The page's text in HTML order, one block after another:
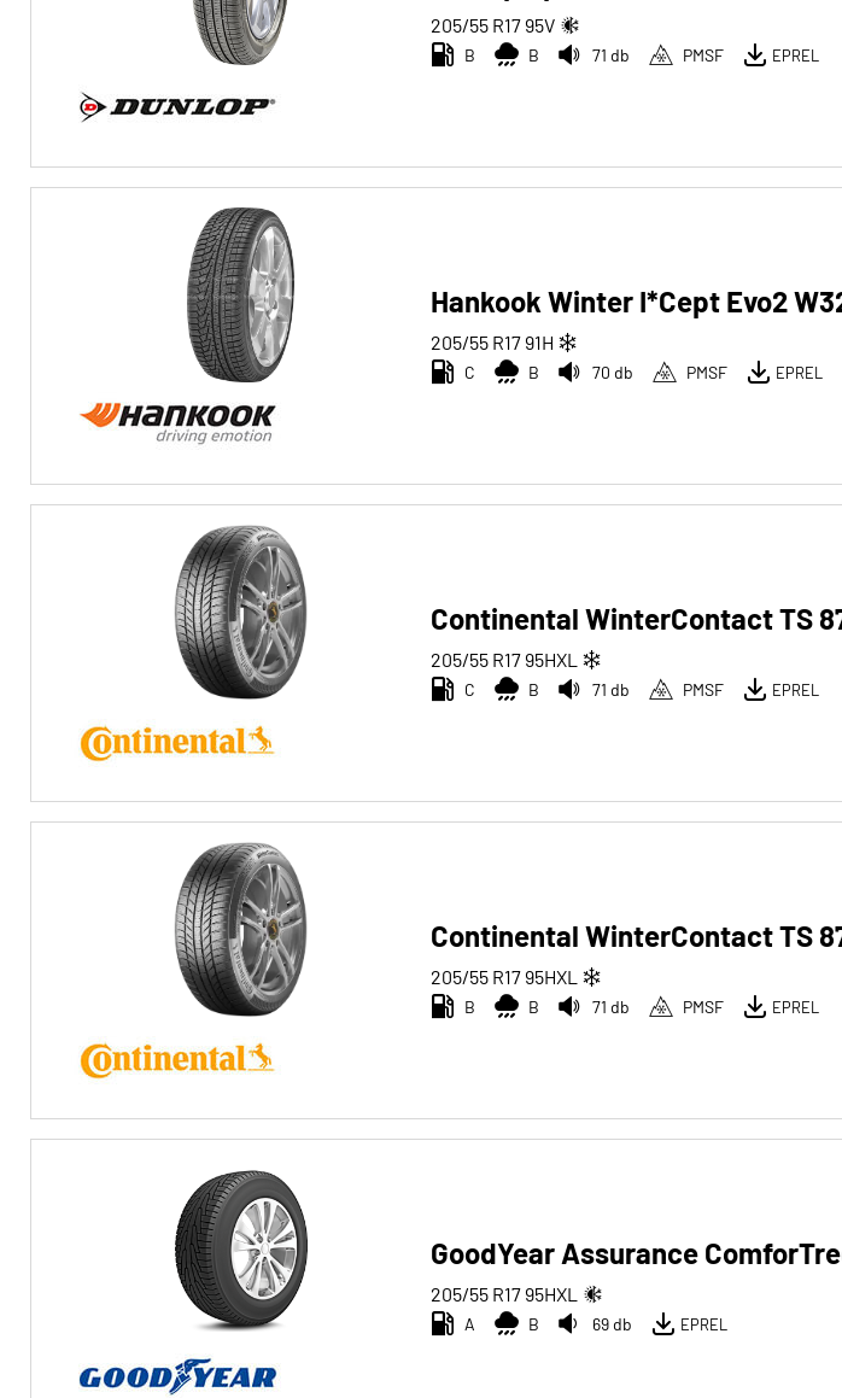
205/55 R17 95V
B B 71 db PMSF EPREL
Hankook Winter I*Cept Evo2
205/55 R17 91H
C B 70 db PMSF EPREL
Continental WinterContact TS
205/55 R17 95HXL
C B 71 db PMSF EPREL
Continental WinterContact TS
205/55 R17 95HXL
B B 71 db PMSF EPREL
GoodYear Assurance
205/55 R17 95HXL
A B 69 db EPREL